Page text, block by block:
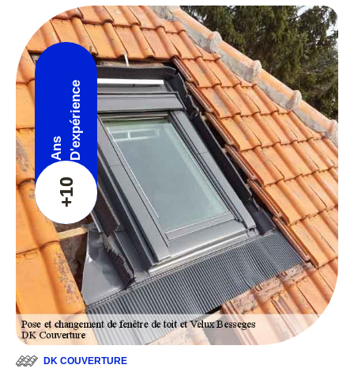
+10
Ans D'expérience
DK COUVERTURE